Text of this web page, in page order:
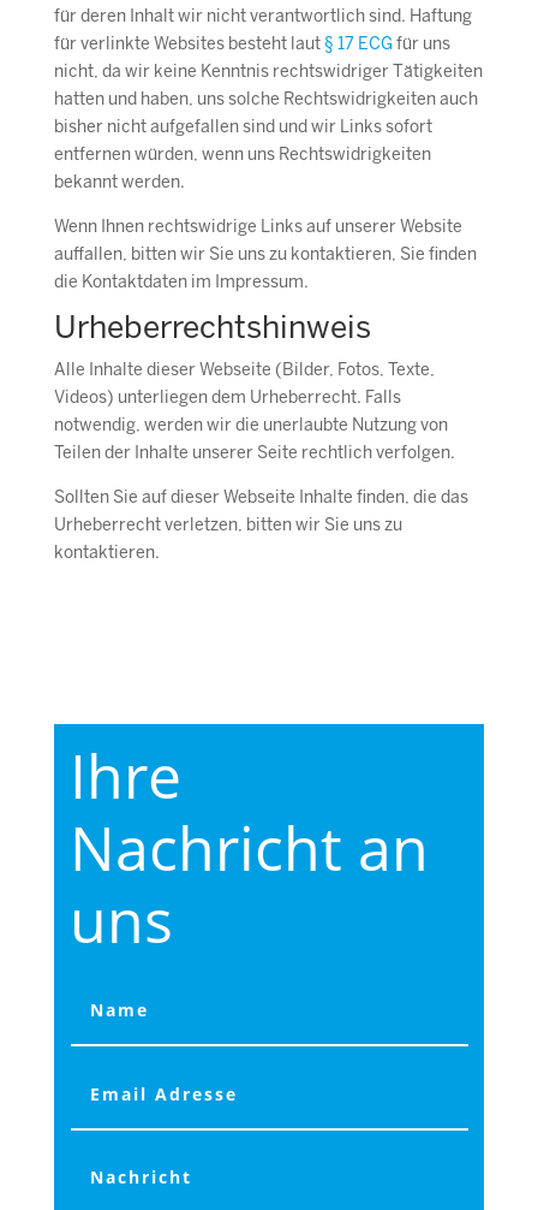
für deren Inhalt wir nicht verantwortlich sind. Haftung
für verlinkte Websites besteht laut § 17 ECGfür uns
nicht, da wir keine Kenntnis rechtswidriger Tätigkeiten
hatten und haben, uns solche Rechtswidrigkeiten auch
bisher nicht aufgefallen sind und wir Links sofort
entfernen würden, wenn uns Rechtswidrigkeiten
bekannt werden.
Wenn Ihnen rechtswidrige Links auf unserer Website
auffallen, bitten wir Sie uns zu kontaktieren, Sie finden
die Kontaktdaten im Impressum.
Urheberrechtshinweis
Alle Inhalte dieser Webseite (Bilder, Fotos, Texte,
Videos) unterliegen dem Urheberrecht. Falls
notwendig, werden wir die unerlaubte Nutzung von
Teilen der Inhalte unserer Seite rechtlich verfolgen.
Sollten Sie auf dieser Webseite Inhalte finden, die das
Urheberrecht verletzen, bitten wir Sie uns zu
kontaktieren.
Ihre
Nachricht an
uns